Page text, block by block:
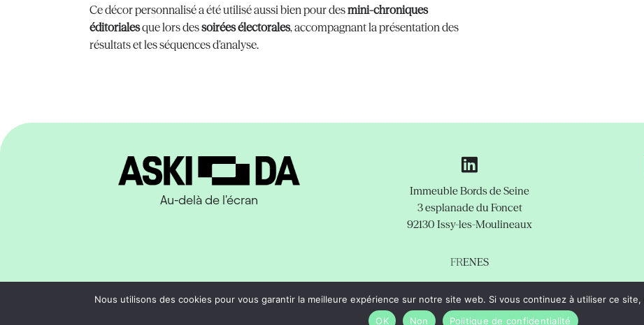
Ce décor personnalisé a été utilisé aussi bien pour desmini-chroniques
éditorialesque lors dessoirées électorales, accompagnant la présentation des
résultats et les séquences d’analyse.
Au-delà de l'écran
Immeuble Bords de Seine
3 esplanade du Foncet
92130 Issy-les-Moulineaux
FRENES
Mentions LégalesPolitique de confidentialitéSupportcopyright © Aski-da Tous droits
Nous utilisons des cookies pour vous garantir la meilleure expérience sur notre site web. Si vous continuez à utiliser ce
OK
Non Politique de confidentialité